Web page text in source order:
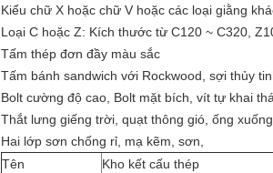
Kiểu chữ X hoặc chữ V hoặc các loại giằng
Loại C hoặc Z: Kích thước từ C120 ~ C320,
Tấm thép đơn đầy màu sắc
Tấm bánh sandwich với Rockwood, sợi thủy
Bolt cường độ cao, Bolt mặt bích, vít tự khai
Thắt lưng giếng trời, quạt thông gió, ống
Hai lớp sơn chống rỉ, mạ kẽm, sơn,
Tên
Kho kết cấu thép